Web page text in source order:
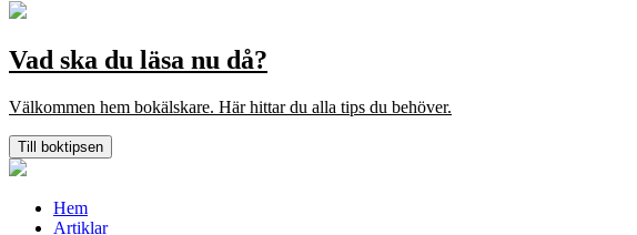
Vad ska du läsa nu då?
Välkommen hem bokälskare. Här hittar du alla tips du behöver.
Till boktipsen
Hem
Artiklar